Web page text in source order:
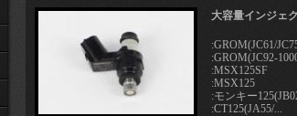
大容量インジェ
:GROM(JC61/
:GROM(JC92-
:MSX125SF
:MSX125
:モンキー
:CT125(JA55/...